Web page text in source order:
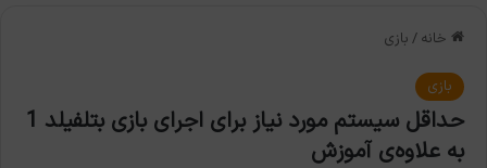
خانه / بازی
بازی
حداقل سیستم مورد نیاز برای اجرای بازی بتلفیلد 1
به علاوه‌ی آموزش